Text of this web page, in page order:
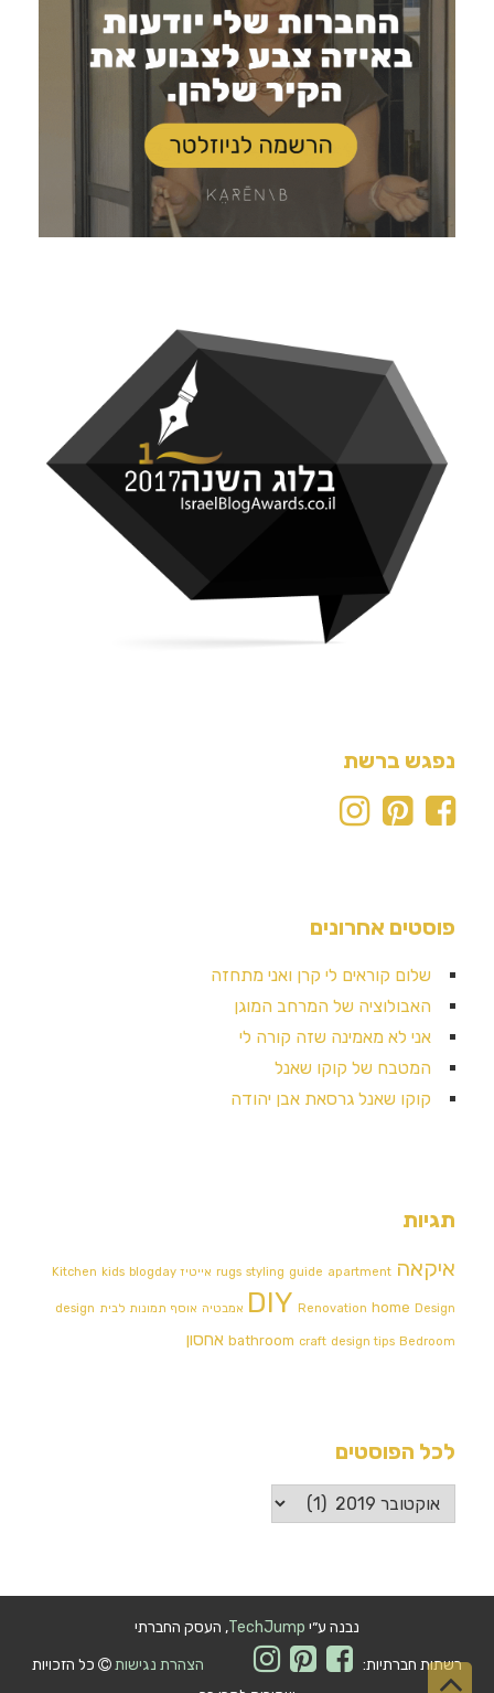
נפגש ברשת
פוסטים אחרונים
שלום קוראים לי קרן ואני מתחזה
האבולוציה של המרחב המוגן
אני לא מאמינה שזה קורה לי
המטבח של קוקו שאנל
קוקו שאנל גרסאת אבן יהודה
תגיות
איקאה
rugs styling guide apartment אייטיז Kitchen kids blogday
DIY Renovation home Design אמבטיה אוסף תמונות לבית design
bathroom craft design tips Bedroom אחסון
לכל הפוסטים
לכל
הפוסטים
נבנה ע״י TechJump, העסק החברתי
רשתות חברתיות:
הצהרת נגישות
כל הזכויות
גלילה